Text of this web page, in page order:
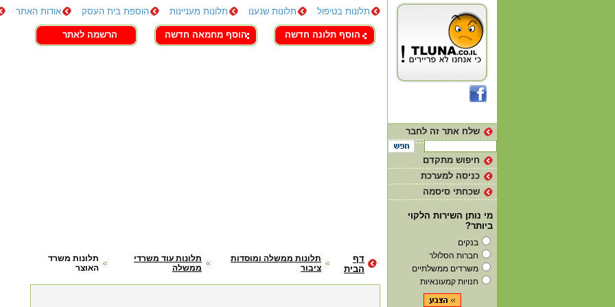
תלונות בטיפול תלונות שנענו תלונות מעניינות הוספת בית העסק אודות האתר
צור קשר
הוסף תלונה חדשה הוסף מחמאה חדשה הרשמה לאתר
תלונות משרד
האוצר
תלונות עוד משרדי
ממשלה
תלונות ממשלה ומוסדות
ציבור
דף
הבית
שלח אתר זה לחבר
חיפוש מתקדם
כניסה למערכת
שכחתי סיסמה
מי נותן השירות הלקוי
ביותר?
בנקים
חברות הסלולר
משרדים ממשלתיים
חנויות קמעונאיות